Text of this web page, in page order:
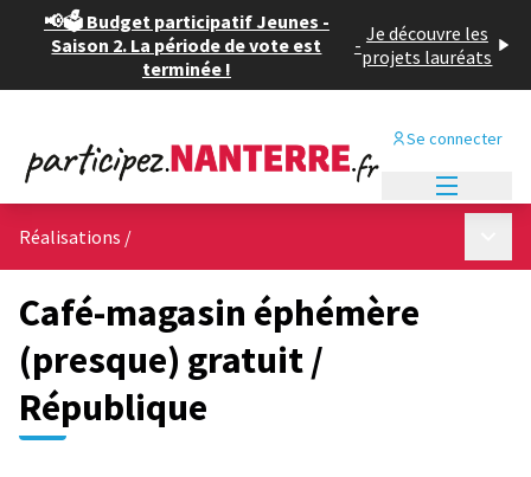
📢🗳️ Budget participatif Jeunes -
Saison 2. La période de vote est
terminée !
- Je découvre les
projets lauréats
Se connecter
Réalisations /
Café-magasin éphémère
(presque) gratuit /
République